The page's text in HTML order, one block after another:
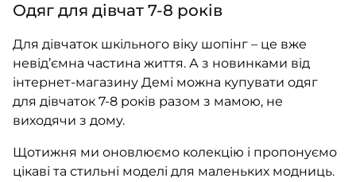
Одяг для дівчат 7-8 років
Для дівчаток шкільного віку шопінг – це вже
невід’ємна частина життя. А з новинками від
інтернет-магазину Демі можна купувати одяг
для дівчаток 7-8 років разом з мамою, не
виходячи з дому.
Щотижня ми оновлюємо колекцію і пропонуємо
цікаві та стильні моделі для маленьких модниць.